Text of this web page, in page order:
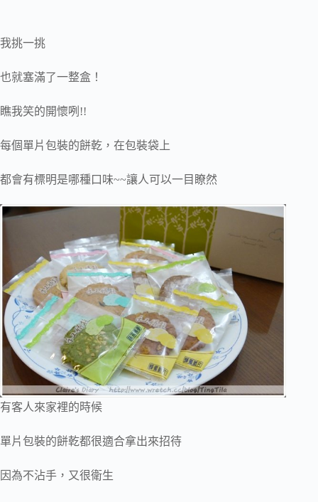
我挑一挑
也就塞滿了一整盒！
瞧我笑的開懷咧!!
每個單片包裝的餅乾，在包裝袋上
都會有標明是哪種口味~~讓人可以一目瞭然
有客人來家裡的時候
單片包裝的餅乾都很適合拿出來招待
因為不沾手，又很衛生